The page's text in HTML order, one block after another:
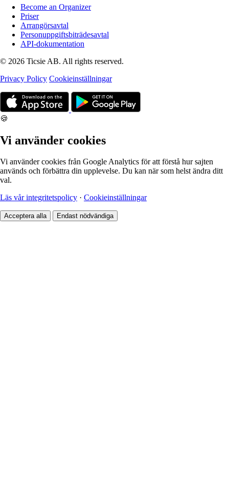
Become an Organizer
Priser
Arrangörsavtal
Personuppgiftsbiträdesavtal
API-dokumentation
© 2026 Ticsie AB. All rights reserved.
Privacy Policy Cookieinställningar
🍪
Vi använder cookies
Vi använder cookies från Google Analytics för att förstå hur sajten
används och förbättra din upplevelse. Du kan när som helst ändra ditt
val.
Läs vår integritetspolicy · Cookieinställningar
Acceptera alla Endast nödvändiga